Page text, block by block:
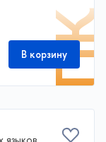
В корзину